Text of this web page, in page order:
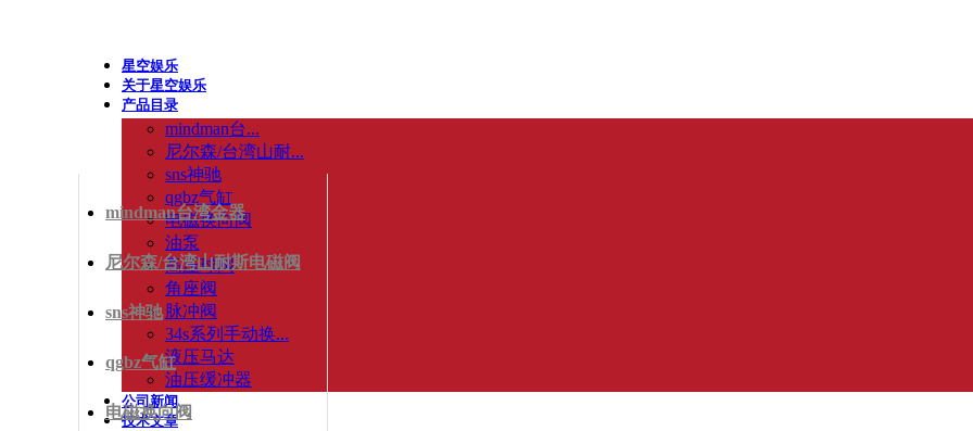
星空娱乐
关于星空娱乐
产品目录
mindman台...
尼尔森/台湾山耐...
sns神驰
qgbz气缸
电磁换向阀
油泵
高压球阀
角座阀
脉冲阀
34s系列手动换...
液压马达
油压缓冲器
公司新闻
技术文章
mindman台湾金器
尼尔森/台湾山耐斯电磁阀
sns神驰
qgbz气缸
电磁换向阀